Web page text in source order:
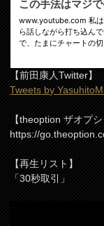
【前田康人Twitter】
Tweets by
【theoption ザオプ
https://
【再生リスト】
「30秒取引」